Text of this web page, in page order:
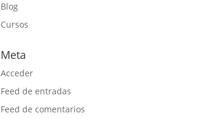
Blog
Cursos
Meta
Acceder
Feed de entradas
Feed de comentarios